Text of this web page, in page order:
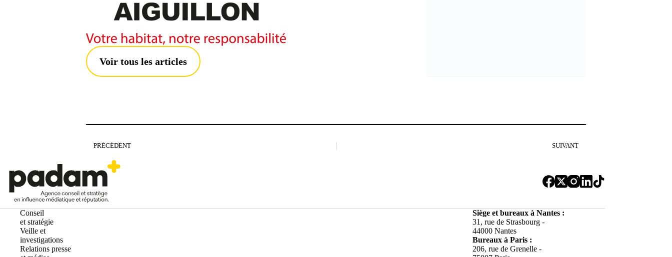
Voir tous les articles
PRÉCÉDENT SUIVANT
Conseil
et stratégie
Veille et
investigations
Relations presse
Siège et bureaux à Nantes :
31, rue de Strasbourg -
44000 Nantes
Bureaux à Paris :
206, rue de Grenelle -